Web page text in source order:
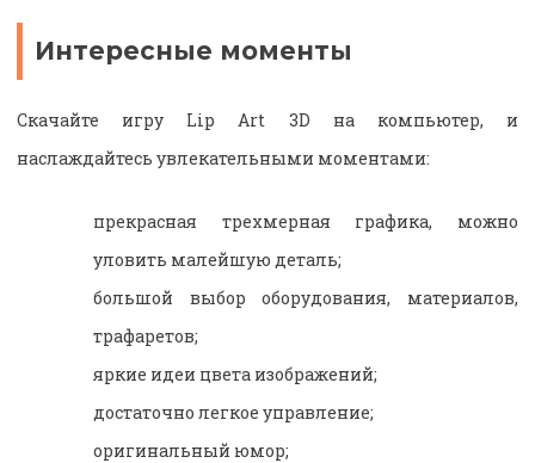
Интересные моменты
Скачайте игру Lip Art 3D на компьютер, и
наслаждайтесь увлекательными моментами:
прекрасная трехмерная графика, можно
уловить малейшую деталь;
большой выбор оборудования, материалов,
трафаретов;
яркие идеи цвета изображений;
достаточно легкое управление;
оригинальный юмор;